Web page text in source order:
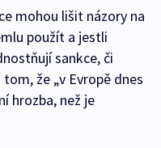
mohou lišit názory na
použít a jestli
sankce, či
že „v Evropě dnes
hrozba, než je